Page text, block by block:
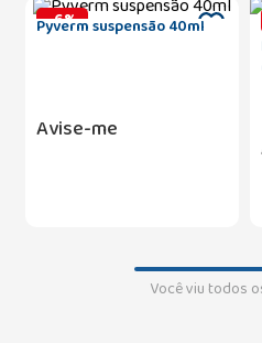
-6%
Pyverm suspensão 40ml
Avise-me
Você viu todos